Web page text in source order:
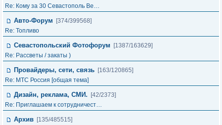
Re: Кому за 30 Севастополь Ве…
Авто-Форум
[374/399568]
Re: Топливо
Севастопольский Фотофорум
[1387/163629]
Re: Рассветы / закаты )
Провайдеры, сети, связь [163/120865]
Re: МТС Россия [общая тема]
Дизайн, реклама, СМИ.
[42/2373]
Re: Приглашаем к сотрудничест…
Архив [135/485515]